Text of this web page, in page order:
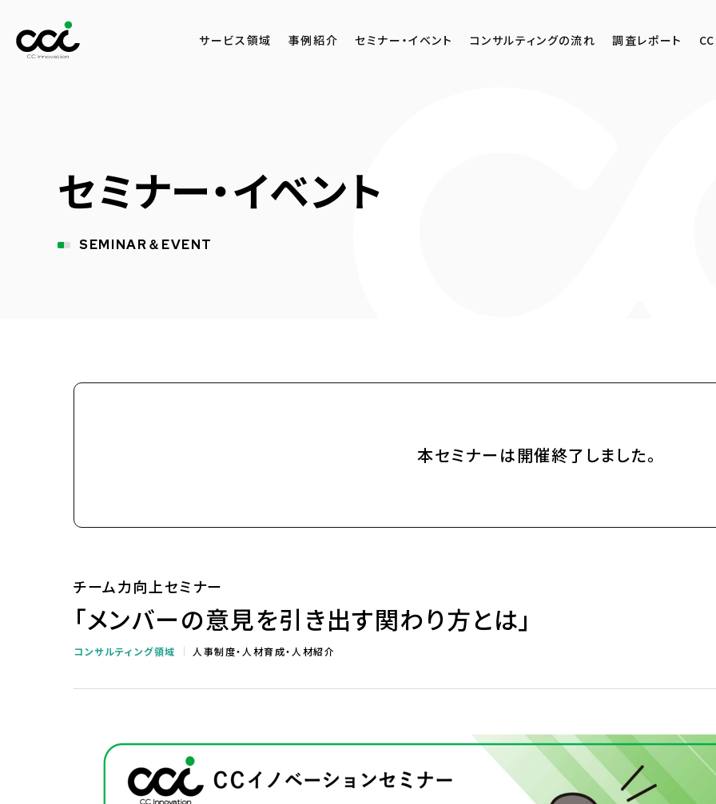
サービス領域 事例紹介 セミナー・イベント コンサルティングの流れ 調査レポート
セミナー・イベント
SEMINAR＆EVENT
本セミナーは開催終了しました。
チーム力向上セミナー
「メンバーの意見を引き出す関わり方とは」
コンサルティング領域 人事制度・人材育成・人材紹介